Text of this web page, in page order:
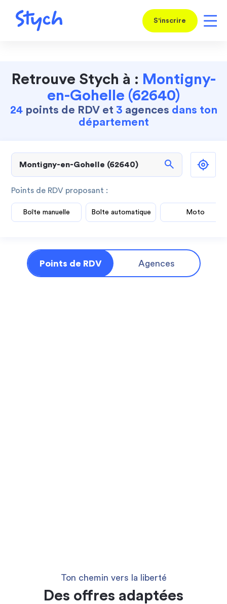
S'inscrire
Retrouve Stych à : Montigny-
en-Gohelle (62640)
24points de RDV et 3 agences dans ton
département
search
Points de RDV proposant :
Boîte manuelle Boîte automatique Moto
Points de RDV Agences
Ton chemin vers la liberté
Des offres adaptées